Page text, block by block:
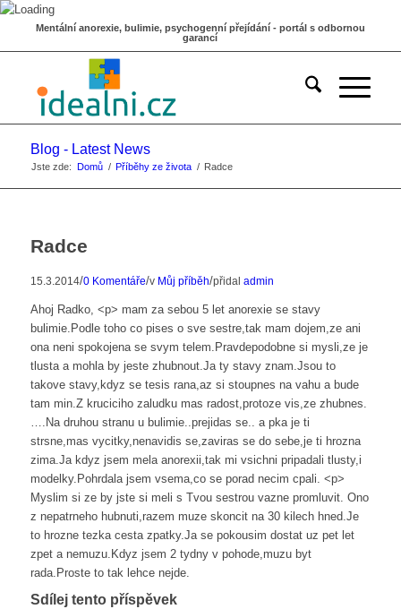
Mentální anorexie, bulimie, psychogenní přejídání - portál s odbornou
garancí
Blog - Latest News
Jste zde: Domů / Příběhy ze života / Radce
Radce
15.3.2014/0 Komentáře/v Můj příběh/přidal admin
Ahoj Radko, <p> mam za sebou 5 let anorexie se stavy
bulimie.Podle toho co pises o sve sestre,tak mam dojem,ze ani
ona neni spokojena se svym telem.Pravdepodobne si mysli,ze je
tlusta a mohla by jeste zhubnout.Ja ty stavy znam.Jsou to
takove stavy,kdyz se tesis rana,az si stoupnes na vahu a bude
tam min.Z kruciciho zaludku mas radost,protoze vis,ze zhubnes.
….Na druhou stranu u bulimie..prejidas se.. a pka je ti
strsne,mas vycitky,nenavidis se,zaviras se do sebe,je ti hrozna
zima.Ja kdyz jsem mela anorexii,tak mi vsichni pripadali tlusty,i
modelky.Pohrdala jsem vsema,co se porad necim cpali. <p>
Myslim si ze by jste si meli s Tvou sestrou vazne promluvit. Ono
z nepatrneho hubnuti,razem muze skoncit na 30 kilech hned.Je
to hrozne tezka cesta zpatky.Ja se pokousim dostat uz pet let
zpet a nemuzu.Kdyz jsem 2 tydny v pohode,muzu byt
rada.Proste to tak lehce nejde.
Sdílej tento příspěvek